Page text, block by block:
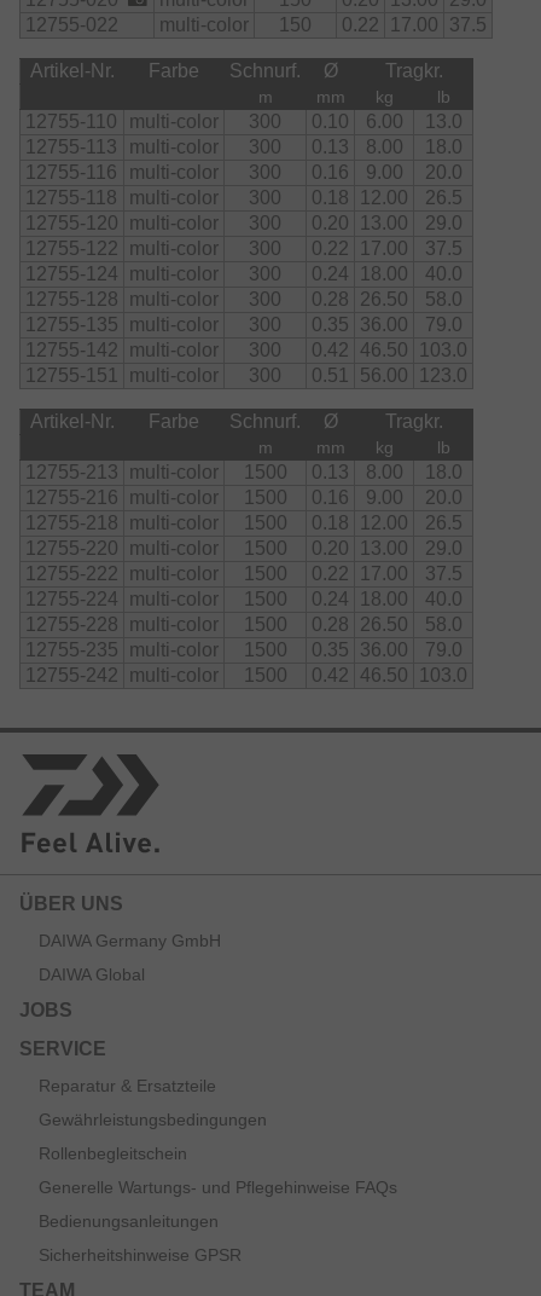
12755-022
multi-color 150 0.22 17.00 37.5
Artikel-Nr. Farbe Schnurf. Ø Tragkr.
m mm kg lb
12755-110 multi-color 300 0.10 6.00
13.0
12755-113
multi-color 300 0.13 8.00
18.0
12755-116
multi-color 300 0.16 9.00
20.0
12755-118
multi-color 300 0.18 12.00
26.5
12755-120
multi-color 300 0.20 13.00
29.0
12755-122
multi-color 300 0.22 17.00
37.5
12755-124
multi-color 300 0.24 18.00
40.0
12755-128
multi-color 300 0.28 26.50
58.0
12755-135
multi-color 300 0.35 36.00
79.0
12755-142
multi-color 300 0.42 46.50
103.0
12755-151
multi-color 300 0.51 56.00 123.0
Artikel-Nr. Farbe Schnurf. Ø Tragkr.
m mm kg lb
12755-213 multi-color 1500 0.13 8.00
18.0
12755-216
multi-color 1500 0.16 9.00
20.0
12755-218
multi-color 1500 0.18 12.00
26.5
12755-220
multi-color 1500 0.20 13.00
29.0
12755-222
multi-color 1500 0.22 17.00
37.5
12755-224
multi-color 1500 0.24 18.00
40.0
12755-228
multi-color 1500 0.28 26.50
58.0
12755-235
multi-color 1500 0.35 36.00
79.0
12755-242
multi-color 1500 0.42 46.50 103.0
ÜBER UNS
DAIWA Germany GmbH
DAIWA Global
JOBS
SERVICE
Reparatur & Ersatzteile
Gewährleistungsbedingungen
Rollenbegleitschein
Generelle Wartungs- und Pflegehinweise FAQs
Bedienungsanleitungen
Sicherheitshinweise GPSR
TEAM